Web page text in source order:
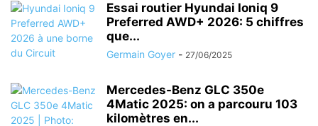
Essai routier Hyundai Ioniq 9
Preferred AWD+ 2026: 5 chiffres
que...
Germain Goyer - 27/06/2025
Mercedes-Benz GLC 350e
4Matic 2025: on a parcouru 103
kilomètres en...